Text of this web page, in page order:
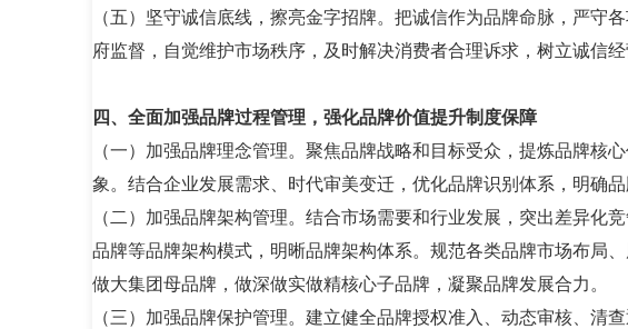
（五）坚守诚信底线，擦亮金字招牌。把诚信作为品牌命脉，严
府监督，自觉维护市场秩序，及时解决消费者合理诉求，树立诚信
四、全面加强品牌过程管理，强化品牌价值提升制度保障
（一）加强品牌理念管理。聚焦品牌战略和目标受众，提炼品牌
象。结合企业发展需求、时代审美变迁，优化品牌识别体系，明确品
（二）加强品牌架构管理。结合市场需要和行业发展，突出差异
品牌等品牌架构模式，明晰品牌架构体系。规范各类品牌市场布局
做大集团母品牌，做深做实做精核心子品牌，凝聚品牌发展合力。
（三）加强品牌保护管理。建立健全品牌授权准入、动态审核、